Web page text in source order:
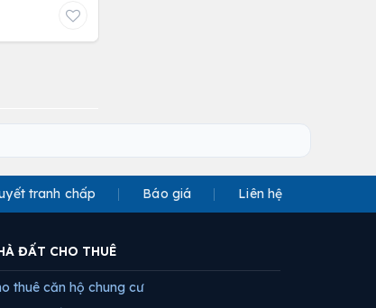
tranh chấp Báo giá Liên hệ
ĐẤT CHO THUÊ
thuê căn hộ chung cư